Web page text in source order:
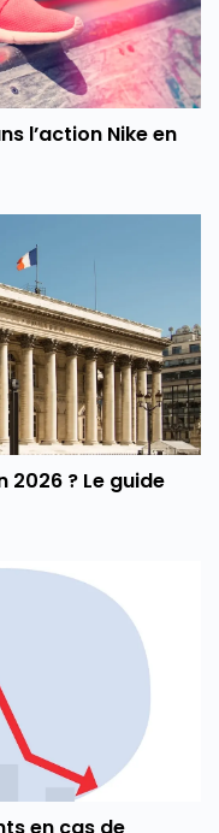
l’action Nike en
2026 ? Le guide